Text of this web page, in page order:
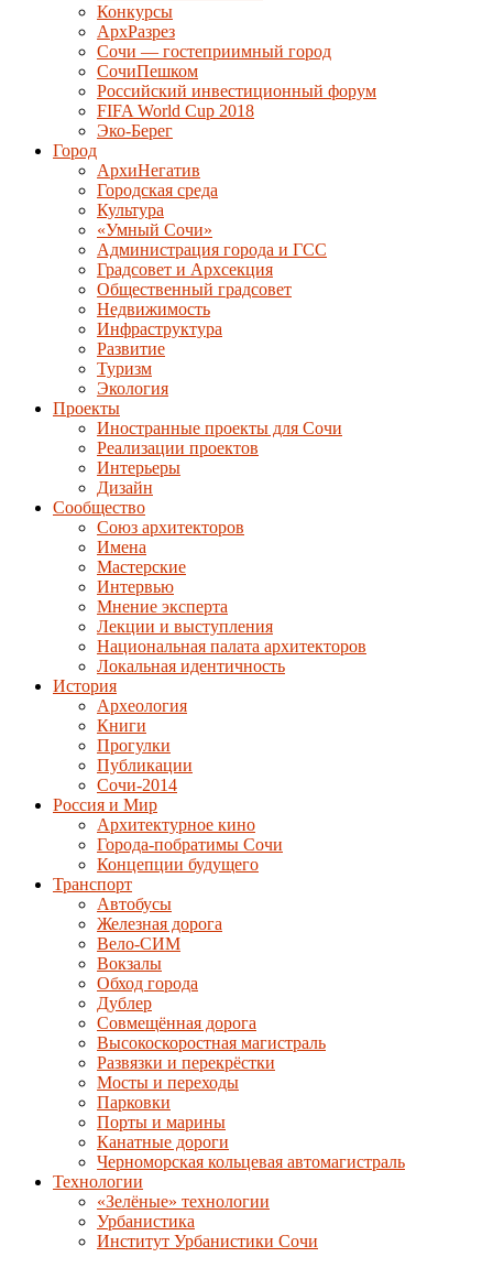
Конкурсы
АрхРазрез
Сочи — гостеприимный город
СочиПешком
Российский инвестиционный форум
FIFA World Cup 2018
Эко-Берег
Город
АрхиНегатив
Городская среда
Культура
«Умный Сочи»
Администрация города и ГСС
Градсовет и Архсекция
Общественный градсовет
Недвижимость
Инфраструктура
Развитие
Туризм
Экология
Проекты
Иностранные проекты для Сочи
Реализации проектов
Интерьеры
Дизайн
Сообщество
Союз архитекторов
Имена
Мастерские
Интервью
Мнение эксперта
Лекции и выступления
Национальная палата архитекторов
Локальная идентичность
История
Археология
Книги
Прогулки
Публикации
Сочи-2014
Россия и Мир
Архитектурное кино
Города-побратимы Сочи
Концепции будущего
Транспорт
Автобусы
Железная дорога
Вело-СИМ
Вокзалы
Обход города
Дублер
Совмещённая дорога
Высокоскоростная магистраль
Развязки и перекрёстки
Мосты и переходы
Парковки
Порты и марины
Канатные дороги
Черноморская кольцевая автомагистраль
Технологии
«Зелёные» технологии
Урбанистика
Институт Урбанистики Сочи